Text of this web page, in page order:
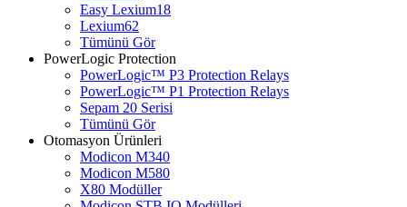
Easy Lexium18
Lexium62
Tümünü Gör
PowerLogic Protection
PowerLogic™ P3 Protection Relays
PowerLogic™ P1 Protection Relays​
Sepam 20 Serisi
Tümünü Gör
Otomasyon Ürünleri
Modicon M340
Modicon M580
X80 Modüller